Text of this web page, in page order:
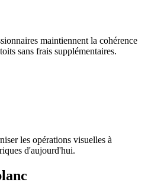
maintiennent la cohérence
sans frais supplémentaires.
les opérations visuelles à
d'aujourd'hui.